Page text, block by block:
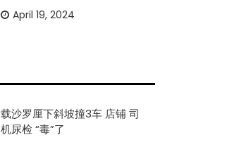
April 19, 2024
载沙罗厘下斜坡撞3车 店铺 司
机尿检 “毒”了